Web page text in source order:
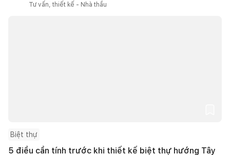
Tư vấn, thiết kế - Nhà thầu
Biệt thự
5 điều cần tính trước khi thiết kế biệt thự hướng Tây